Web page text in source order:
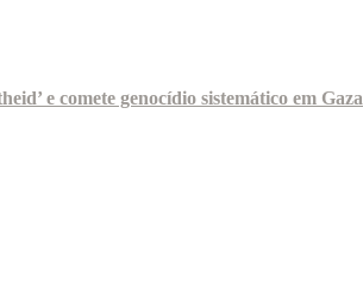
e comete genocídio sistemático em Gaza